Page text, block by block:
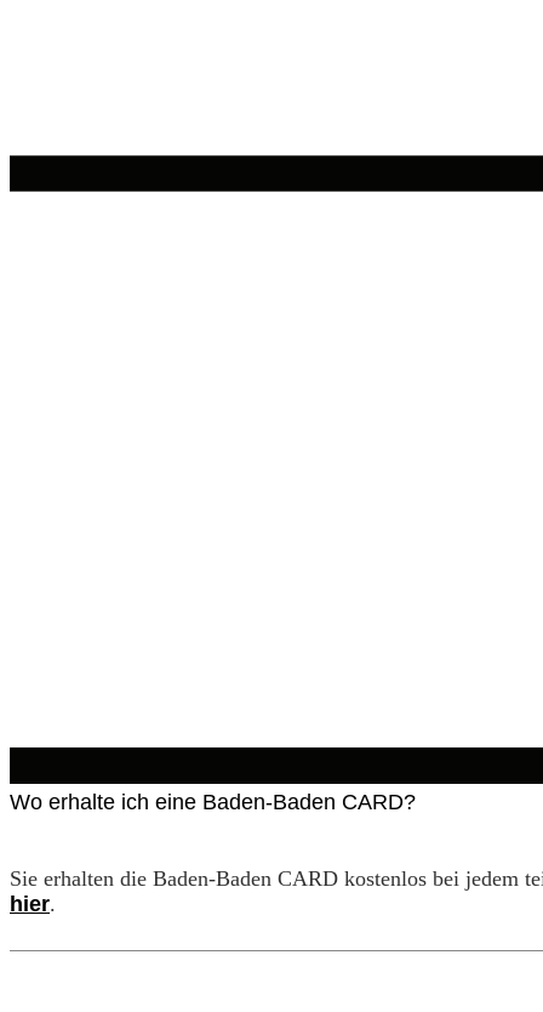
Wo erhalte ich eine Baden-Baden CARD?
Sie erhalten die Baden-Baden CARD kostenlos bei jedem
hier.